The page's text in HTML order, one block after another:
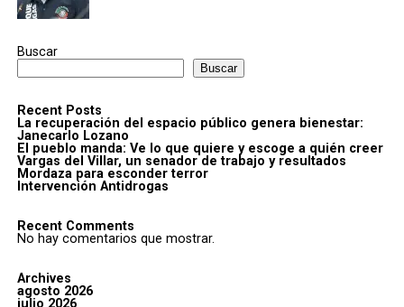
Buscar
Buscar
Recent Posts
La recuperación del espacio público genera bienestar:
Janecarlo Lozano
El pueblo manda: Ve lo que quiere y escoge a quién creer
Vargas del Villar, un senador de trabajo y resultados
Mordaza para esconder terror
Intervención Antidrogas
Recent Comments
No hay comentarios que mostrar.
Archives
agosto 2026